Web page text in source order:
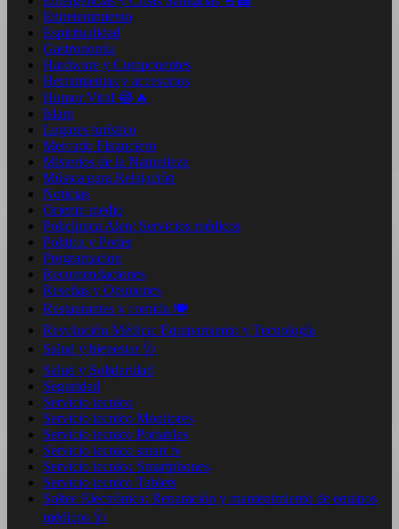
Entretenimiento
Espiritualidad
Gastronomia
Hardware y Componentes
Herramientas y accesorios
Humor Viral 😂🔥
Islam
Lugares turístico
Mercado Financiero
Misterios de la Naturaleza
Música para Relajación
Noticias
Oriente medio
Policlinica Alen: Servicios médicos
Politica y Poder
Programacion
Recomendaciones
Reseñas y Opiniones
Restaurantes y comida 🍽️
Revolución Médica: Equipamiento y Tecnología
Salud y bienestar 🩺
Salud y Solidaridad
Seguridad
Servicio tecnico
Servicio tecnico Monitores
Servicio tecnico Portatiles
Servicio tecnico smart tv
Servicio tecnico Smartphones
Servicio tecnico Tablets
Soltec Electrónica: Reparación y mantenimiento de equipos
médicos 🩺